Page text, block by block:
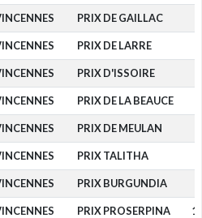
PRIX DE GAILLAC
PRIX DE LARRE
PRIX D'ISSOIRE
PRIX DE LA BEAUCE
PRIX DE MEULAN
PRIX TALITHA
PRIX BURGUNDIA
PRIX PROSERPINA